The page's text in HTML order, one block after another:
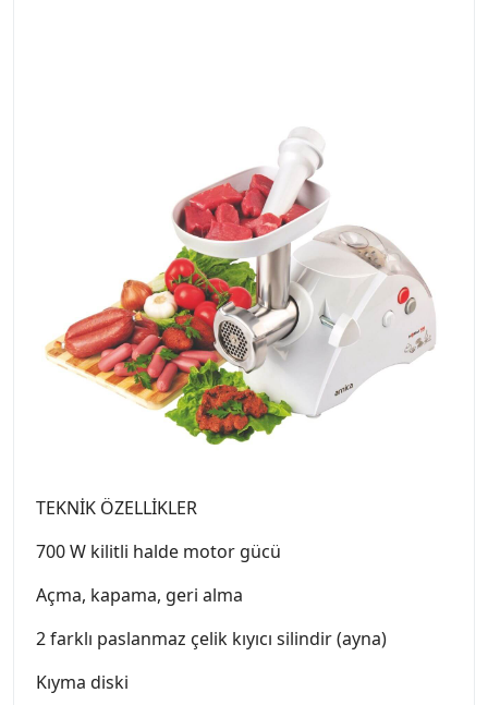
TEKNİK ÖZELLİKLER
700 W kilitli halde motor gücü
Açma, kapama, geri alma
2 farklı paslanmaz çelik kıyıcı silindir (ayna)
Kıyma diski